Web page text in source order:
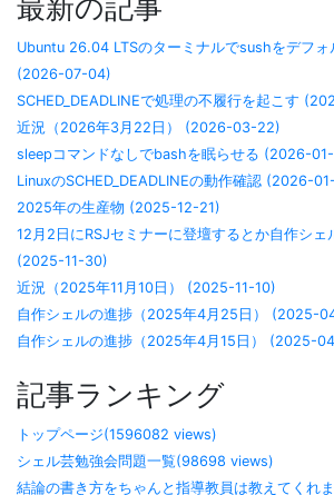
最新の記事
Ubuntu 26.04 LTSのターミナルでsushをデフォ
(2026-07-04)
SCHED_DEADLINEで処理の不履行を起こす
近況（2026年3月22日） (2026-03-22)
sleepコマンドなしでbashを眠らせる (2026-
LinuxのSCHED_DEADLINEの動作確認 (2026-
2025年の生産物 (2025-12-21)
12月2日にRSJセミナーに登壇するとか自作シ
(2025-11-30)
近況（2025年11月10日） (2025-11-10)
自作シェルの進捗（2025年4月25日） (2025-
自作シェルの進捗（2025年4月15日） (2025-
記事ランキング
トップページ(1596082 views)
シェル芸勉強会問題一覧(98698 views)
結論の書き方をちゃんと指導教員は教えてくれ